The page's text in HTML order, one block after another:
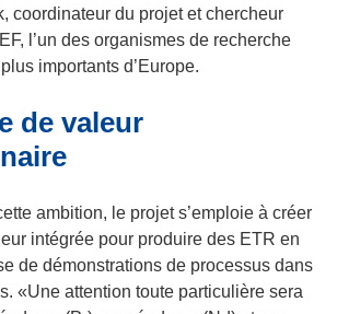
e
l
l
f
t
r
e
)
r
e
d
n
u
e
n
o
u
coordinateur du projet et chercheur
l’un des organismes de recherche
importants d’Europe.
de valeur
ambition, le projet s’emploie à créer
intégrée pour produire des ETR en
de démonstrations de processus dans
«Une attention toute particulière sera